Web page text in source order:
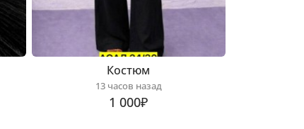
Костюм
13 часов назад
1 000₽